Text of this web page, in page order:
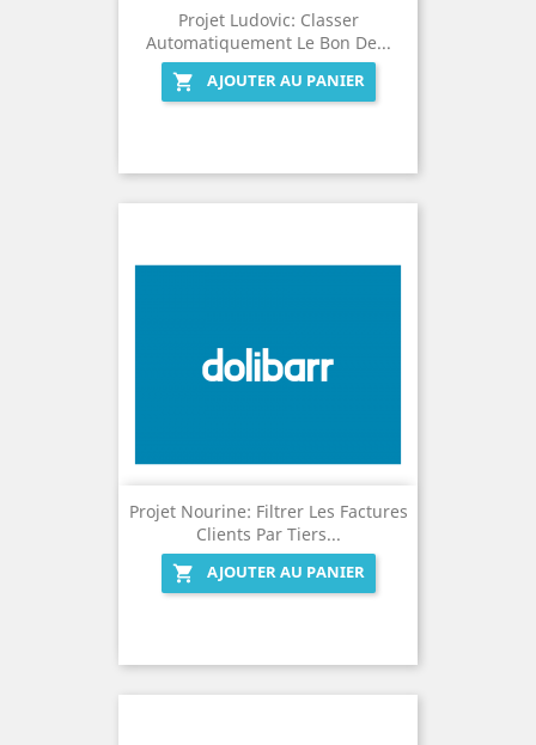
Projet Ludovic: Classer
Automatiquement Le Bon De...

AJOUTER AU PANIER
Projet Nourine: Filtrer Les Factures
Clients Par Tiers...

AJOUTER AU PANIER